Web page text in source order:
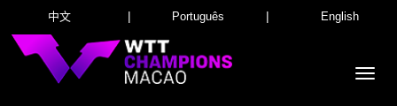
中文 | Português | English